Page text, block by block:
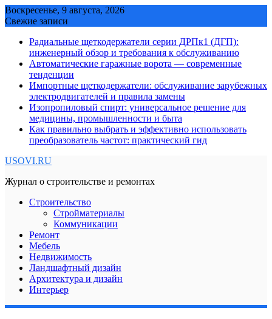
Skip
to
Воскресенье, 9 августа, 2026
Свежие записи
Радиальные щеткодержатели серии ДРПк1 (ДГП):
инженерный обзор и требования к обслуживанию
Автоматические гаражные ворота — современные
тенденции
Импортные щеткодержатели: обслуживание зарубежных
электродвигателей и правила замены
Изопропиловый спирт: универсальное решение для
медицины, промышленности и быта
Как правильно выбрать и эффективно использовать
преобразователь частот: практический гид
USOVI.RU
Журнал о строительстве и ремонтах
Строительство
Стройматериалы
Коммуникации
Ремонт
Мебель
Недвижимость
Ландшафтный дизайн
Архитектура и дизайн
Интерьер